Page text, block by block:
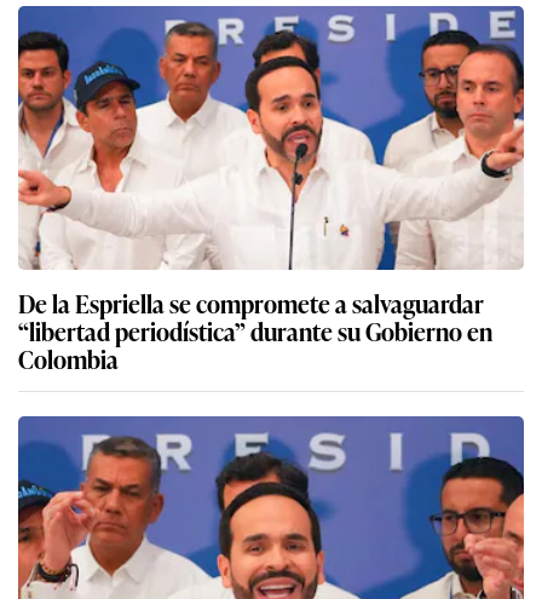
De la Espriella se compromete a salvaguardar
“libertad periodística” durante su Gobierno en
Colombia